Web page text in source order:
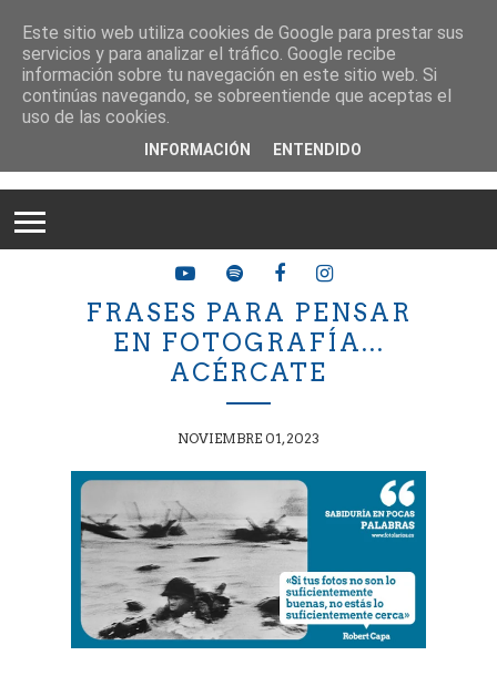
FRASES PARA PENSAR
EN FOTOGRAFÍA...
ACÉRCATE
NOVIEMBRE 01, 2023
Este sitio web utiliza cookies de Google para prestar sus
servicios y para analizar el tráfico. Google recibe
información sobre tu navegación en este sitio web. Si
continúas navegando, se sobreentiende que aceptas el
uso de las cookies.
INFORMACIÓN ENTENDIDO